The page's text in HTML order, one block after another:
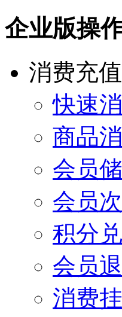
企业版操
消费充值
快速
商品
会员
会员
积分
会员
消费